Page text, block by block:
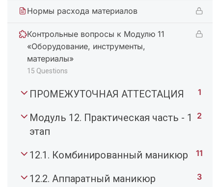
Нормы расхода материалов
Контрольные вопросы к Модулю 11
«Оборудование, инструменты,
материалы»
15 Questions
ПРОМЕЖУТОЧНАЯ АТТЕСТАЦИЯ 1
Модуль 12. Практическая часть - 1
этап
2
12.1. Комбинированный маникюр 11
12.2. Аппаратный маникюр 3